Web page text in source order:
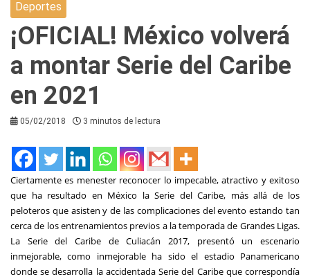
Deportes
¡OFICIAL! México volverá
a montar Serie del Caribe
en 2021
05/02/2018 3 minutos de lectura
Ciertamente es menester reconocer lo impecable, atractivo y exitoso
que ha resultado en México la Serie del Caribe, más allá de los
peloteros que asisten y de las complicaciones del evento estando tan
cerca de los entrenamientos previos a la temporada de Grandes Ligas.
La Serie del Caribe de Culiacán 2017, presentó un escenario
inmejorable, como inmejorable ha sido el estadio Panamericano
donde se desarrolla la accidentada Serie del Caribe que correspondía